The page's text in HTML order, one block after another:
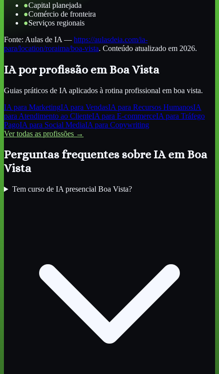
●Capital planejada
●Comércio de fronteira
●Serviços regionais
Fonte: Aulas de IA — https://aulasdeia.com/ia-
para/location/roraima/boa-vista. Conteúdo atualizado em 2026.
IA por profissão em Boa Vista
Guias práticos de IA aplicados à rotina profissional em boa vista.
IA para MarketingIA para VendasIA para Recursos HumanosIA
para Atendimento ao ClienteIA para E-commerceIA para Tráfego
PagoIA para Social MediaIA para Copywriting
Ver todas as profissões →
Perguntas frequentes sobre IAem Boa
Vista
Tem curso de IA presencial Boa Vista?